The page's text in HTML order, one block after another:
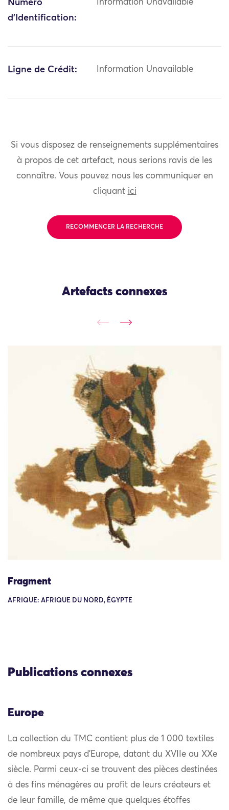
Numéro
d'Identification:
Information Unavailable
Ligne de Crédit: Information Unavailable
Si vous disposez de renseignements supplémentaires
à propos de cet artefact, nous serions ravis de les
connaître. Vous pouvez nous les communiquer en
cliquant ici
RECOMMENCER LA RECHERCHE
Artefacts connexes
Fragment
AFRIQUE: AFRIQUE DU NORD, ÉGYPTE
Publications connexes
Europe
La collection du TMC contient plus de 1 000 textiles
de nombreux pays d’Europe, datant du XVIIe au XXe
siècle. Parmi ceux-ci se trouvent des pièces destinées
à des fins ménagères au profit de leurs créateurs et
de leur famille, de même que quelques étoffes